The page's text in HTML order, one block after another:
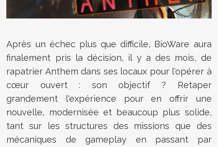
Après un échec plus que difficile, BioWare aura
finalement pris la décision, il y a des mois, de
rapatrier Anthem dans ses locaux pour l'opérer à
cœur ouvert : son objectif ? Retaper
grandement l'expérience pour en offrir une
nouvelle, modernisée et beaucoup plus solide,
tant sur les structures des missions que des
mécaniques de gameplay en passant par